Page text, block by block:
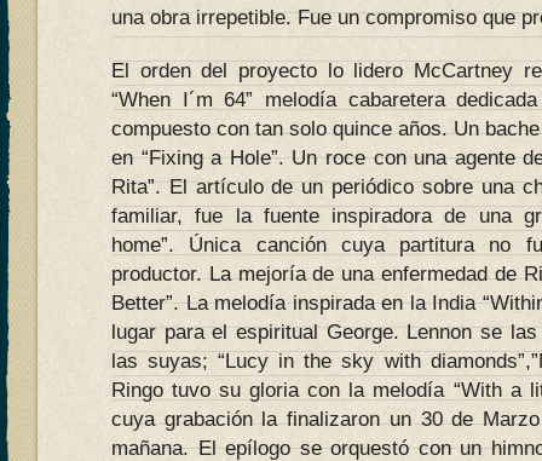
una obra irrepetible. Fue un compromiso que
El orden del proyecto lo lidero McCartney
“When I´m 64” melodía cabaretera
compuesto con tan solo quince años. Un
en “Fixing a Hole”. Un roce con una agente
Rita”. El artículo de un periódico sobre una
familiar, fue la fuente inspiradora de una
home”. Única canción cuya partitura no
productor. La mejoría de una enfermedad de
Better”. La melodía inspirada en la India
lugar para el espiritual George. Lennon se
las suyas; “Lucy in the sky with
Ringo tuvo su gloria con la melodía “With a
cuya grabación la finalizaron un 30 de
mañana. El epílogo se orquestó con un